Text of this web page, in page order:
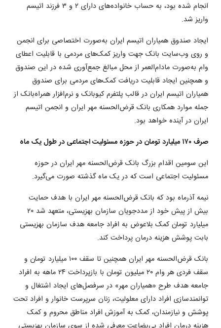
انجام شده بود، به حساب خانواده‌های دارای ۲ و ۳ فرزند اتیسم
واریز شد.
ایجاد صندوق همیاران اتیسم ایران به‌صورت اختصاصی برای انجمن
و روی وب‌سایت بانک جهت واریز کمک‌های مردمی با قابلیت اعطای
وام به‌صورت مادام‌العمر از محل مبالغ جمع‌آوری شده در این صندوق
و همچنین ایجاد قابلیت دریافت کمک‌های مردمی برای صندوق
همیاران اتیسم ایران در قالب پلتفرم کیوبانک و نرم‌افزار همراه‌بانک از
جمله موارد همکاری بانک قرض‌الحسنه مهر ایران و انجمن اتیسم
ایران در آینده خواهد بود.
صرف ۱۷۰ میلیارد تومان در حوزه مسئولیت اجتماعی در طول یک ماه
این سومین اقدام بزرگ بانک قرض‌الحسنه مهر ایران در حوزه
مسئولیت اجتماعی است که در یک ماه گذشته صورت می‌گیرد.
نیمه آذرماه بود که بانک قرض‌الحسنه مهر ایران با هدف حمایت
بیش از پیش خود از مددجویان سازمان بهزیستی، متعهد شد ۲۰
میلیارد تومان کمک بلاعوض به افراد جامعه هدف سازمان بهزیستی
بابت پوشش هزینه درمان پرداخت کند.
بانک قرض‌الحسنه مهر ایران همچنین تا سقف ۱۰۰ میلیارد تومان و
سقف فردی هر وام ۲۰ میلیون تومان با بازپرداخت ۲۴ ماهه به افراد
جامعه هدف طرح «همیاران مهر» در سرفصل‌های ایجاد اشتغال و
توانمندسازی افراد دارای معلولیت، زنان سرپرست خانوار و افراد تحت
پوشش و نیازمندان، کمک به آموزش افراد مناطق محروم و کمک